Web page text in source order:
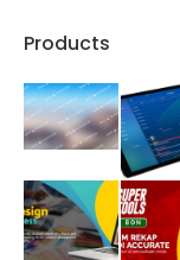
Products